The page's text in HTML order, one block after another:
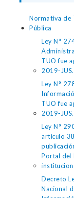
Normativa de
Pública
Ley N°
TUO fue
2019-JUS.
Ley N°
TUO fue
2019-JUS.
Ley N°
artículo
Portal del
Decreto
Nacional